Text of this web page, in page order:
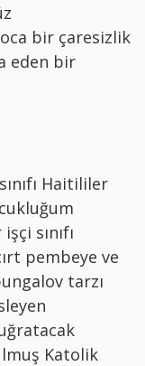
bir çaresizlik
eden bir
Haitililer
sınıfı
pembeye ve
tarzı
Katolik